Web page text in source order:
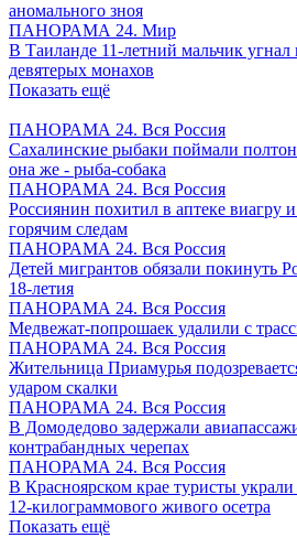
аномального зноя
ПАНОРАМА 24. Мир
В Таиланде 11-летний мальчик
девятерых монахов
Показать ещё
ПАНОРАМА 24. Вся Россия
Сахалинские рыбаки поймали
она же - рыба-собака
ПАНОРАМА 24. Вся Россия
Россиянин похитил в аптеке виагру
горячим следам
ПАНОРАМА 24. Вся Россия
Детей мигрантов обязали покинуть
18-летия
ПАНОРАМА 24. Вся Россия
Медвежат-попрошаек удалили с
ПАНОРАМА 24. Вся Россия
Жительница Приамурья
ударом скалки
ПАНОРАМА 24. Вся Россия
В Домодедово задержали
контрабандных черепах
ПАНОРАМА 24. Вся Россия
В Красноярском крае туристы украли
12-килограммового живого осетра
Показать ещё